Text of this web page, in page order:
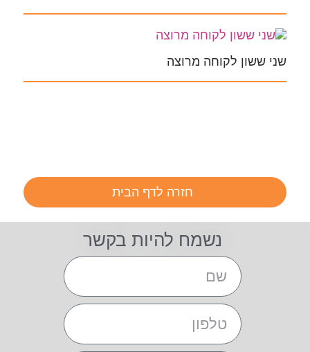
שני ששון לקוחה מרוצה
חזרה לדף הבית
נשמח להיות בקשר